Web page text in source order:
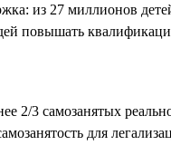
из 27 миллионов
повышать
3 самозанятых
для